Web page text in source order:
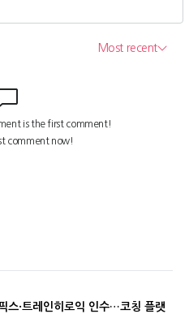
스·트레인히로익 인수…코칭 플랫